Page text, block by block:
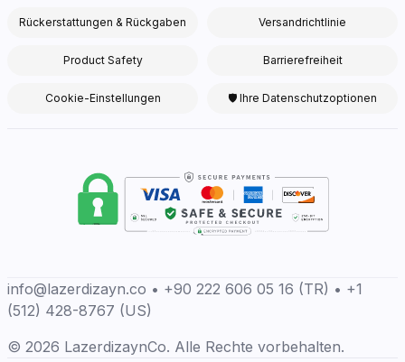
Rückerstattungen & Rückgaben Versandrichtlinie
Product Safety Barrierefreiheit
Cookie-Einstellungen 🛡 Ihre Datenschutzoptionen
info@lazerdizayn.co • +90 222 606 05 16 (TR) • +1
(512) 428-8767 (US)
© 2026 LazerdizaynCo. Alle Rechte vorbehalten.